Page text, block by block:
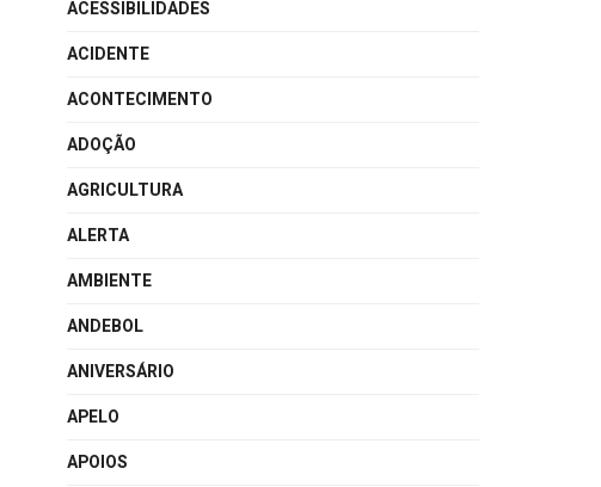
ACESSIBILIDADES
ACIDENTE
ACONTECIMENTO
ADOÇÃO
AGRICULTURA
ALERTA
AMBIENTE
ANDEBOL
ANIVERSÁRIO
APELO
APOIOS